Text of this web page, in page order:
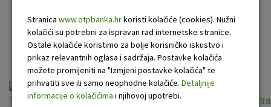
sredstava zajedničke
pričuve zgrada
Stranica www.otpbanka.hrkoristi kolačiće (cookies). Nužni
kolačići su potrebni za ispravan rad internetske stranice.
Ostale kolačiće koristimo za bolje korisničko iskustvo i
prikaz relevantnih oglasa i sadržaja. Postavke kolačića
možete promijeniti na "Izmjeni postavke kolačića" te
prihvatiti sve ili samo neophodne kolačiće. Detaljnije
informacije o kolačićima i njihovoj upotrebi.